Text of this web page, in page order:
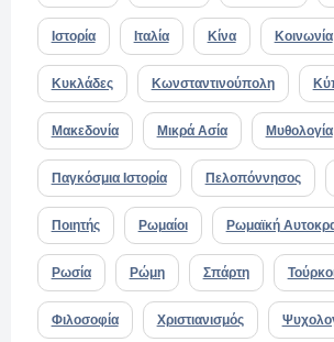
Ιστορία Ιταλία Κίνα Κοινωνία
Κυκλάδες Κωνσταντινούπολη
Μακεδονία Μικρά Ασία Μυθολογία
Παγκόσμια Ιστορία Πελοπόννησος
Ποιητής Ρωμαίοι Ρωμαϊκή
Ρωσία Ρώμη Σπάρτη
Φιλοσοφία Χριστιανισμός